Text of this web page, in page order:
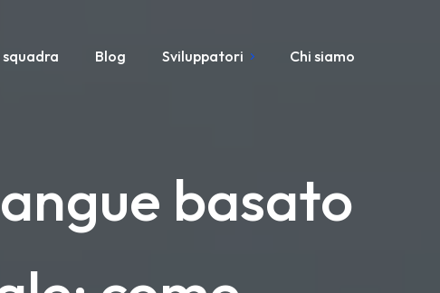
Blog Sviluppatori Chi siamo
basato